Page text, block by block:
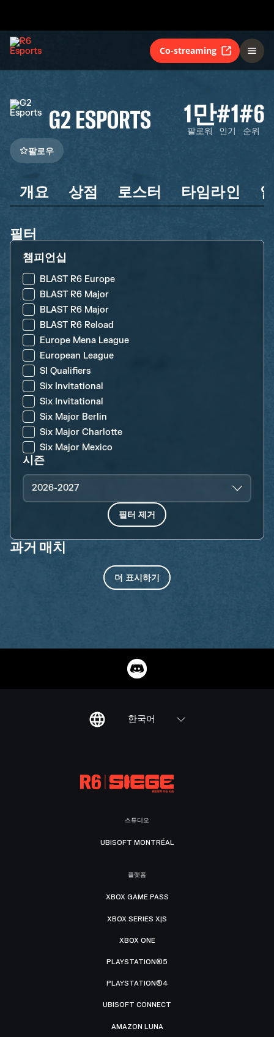
Co-streaming
G2 ESPORTS 1만
팔로워
#1
인기
#6
순위
팔로우
개요 상점 로스터 타임라인
필터
챔피언십
BLAST R6 Europe
BLAST R6 Major
BLAST R6 Major
BLAST R6 Reload
Europe Mena League
European League
SI Qualifiers
Six Invitational
Six Invitational
Six Major Berlin
Six Major Charlotte
Six Major Mexico
시즌
2026-2027
필터 제거
과거 매치
더 표시하기
한국어
스튜디오
UBISOFT MONTRÉAL
플랫폼
XBOX GAME PASS
XBOX SERIES X|S
XBOX ONE
PLAYSTATION®5
PLAYSTATION®4
UBISOFT CONNECT
AMAZON LUNA